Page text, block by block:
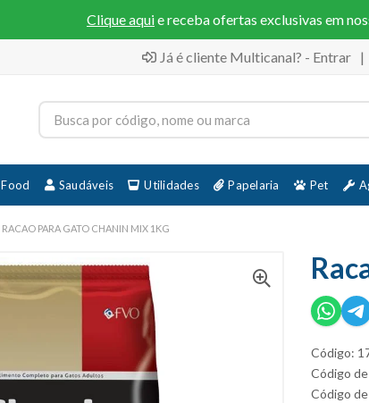
Clique aquie receba ofertas exclusivas em
Já é cliente Multicanal? - Entrar |
Food Saudáveis Utilidades Papelaria Pet
RACAO PARA GATO CHANIN MIX 1KG
Código:
Código
Código